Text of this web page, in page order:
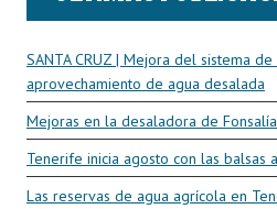
SANTA CRUZ | Mejora del sistema
aprovechamiento de agua desalada
Mejoras en la desaladora de Fonsalía
Tenerife inicia agosto con las balsas
Las reservas de agua agrícola en